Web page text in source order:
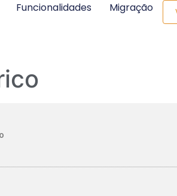
Funcionalidades Migração